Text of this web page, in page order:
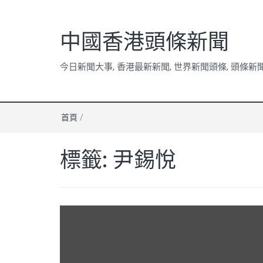
中國香港頭條新聞
今日新聞大事, 香港最新新聞, 世界新聞頭條, 頭條新
首頁 /
標籤: 尹錫悅